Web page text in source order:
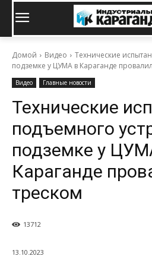
Домой Видео
Технические
подземке у ЦУМА в Караганде
Видео Главные новости
Технические
подъемного
подземке у
Караганде
треском
13712
13.10.2023